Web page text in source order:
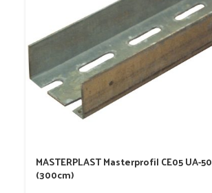
MASTERPLAST Masterprofil CE05 UA-50
(300cm)